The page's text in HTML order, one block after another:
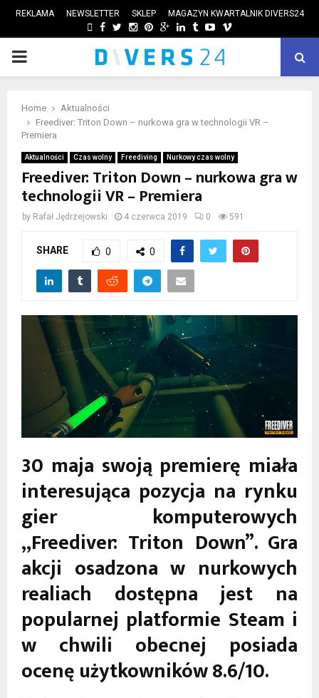
REKLAMA NEWSLETTER SKLEP MAGAZYN KWARTALNIK DIVERS24
FACEBOOK
TWITTER
INSTAGRAM
PINTEREST
GOOGLE
LINKEDIN
TUMBLRYOUTUBE
VIMEO
PRIMARY
Home
Aktualności
Freediver: Triton Down – nurkowa gra w technologii VR –
Premiera
Aktualności Czas wolny Freediving Nurkowy czas wolny
Freediver: Triton Down – nurkowa gra w
technologii VR – Premiera
by Rafał Jędrzejowski 4 czerwca 2019 0 591
SHARE 0 0
30 maja swoją premierę miała
interesująca pozycja na rynku
gier komputerowych
„Freediver: Triton Down”. Gra
akcji osadzona w nurkowych
realiach dostępna jest na
popularnej platformie Steam i
w chwili obecnej posiada
ocenę użytkowników 8.6/10.